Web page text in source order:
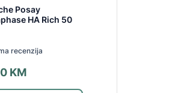
Posay
HA Rich 50
recenzija
KM